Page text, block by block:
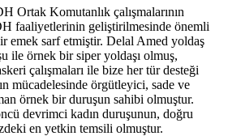
Ortak Komutanlık çalışmalarının
faaliyetlerinin geliştirilmesinde önemli
emek sarf etmiştir. Delal Amed yoldaş
ile örnek bir siper yoldaşı olmuş,
çalışmaları ile bize her tür desteği
mücadelesinde örgütleyici, sade ve
örnek bir duruşun sahibi olmuştur.
devrimci kadın duruşunun, doğru
en yetkin temsili olmuştur.